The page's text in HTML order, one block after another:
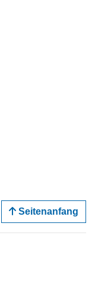
Seitenanfang